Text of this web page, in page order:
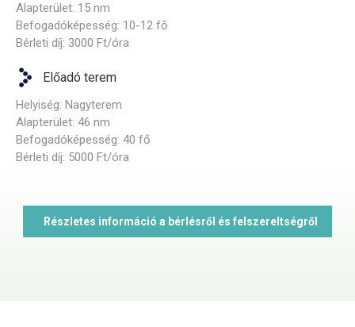
Alapterület: 15 nm
Befogadóképesség: 10-12 fő
Bérleti díj: 3000 Ft/óra
Előadó terem
Helyiség: Nagyterem
Alapterület: 46 nm
Befogadóképesség: 40 fő
Bérleti díj: 5000 Ft/óra
Részletes információ a bérlésről és felszereltségről